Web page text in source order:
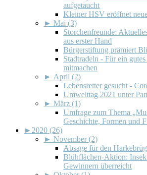
aufgetaucht
Kleiner HSV eröffnet
► Mai (3)
Storchenfreunde:
aus erster Hand
Bürgerstiftung prämiert
Stadtradeln - Für ein
mitmachen
► April (2)
Lebensretter gesucht -
Umwelttag 2021 unter
► März (1)
Umfrage zum Thema
Geschichte, Formen und
► 2020 (26)
► November (2)
Absage für den
Blühflächen-Aktion:
Gewinnern überreicht